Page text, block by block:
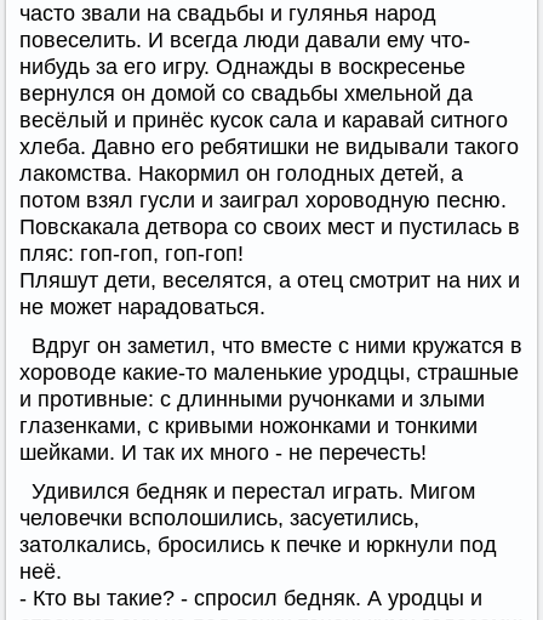
часто звали на свадьбы и гулянья народ
повеселить. И всегда люди давали ему что-
нибудь за его игру. Однажды в воскресенье
вернулся он домой со свадьбы хмельной да
весёлый и принёс кусок сала и каравай ситного
хлеба. Давно его ребятишки не видывали такого
лакомства. Накормил он голодных детей, а
потом взял гусли и заиграл хороводную песню.
Повскакала детвора со своих мест и пустилась в
пляс: гоп-гоп, гоп-гоп!
Пляшут дети, веселятся, а отец смотрит на них и
не может нарадоваться.
Вдруг он заметил, что вместе с ними кружатся в
хороводе какие-то маленькие уродцы, страшные
и противные: с длинными ручонками и злыми
глазенками, с кривыми ножонками и тонкими
шейками. И так их много - не перечесть!
Удивился бедняк и перестал играть. Мигом
человечки всполошились, засуетились,
затолкались, бросились к печке и юркнули под
неё.
- Кто вы такие? - спросил бедняк. А уродцы и